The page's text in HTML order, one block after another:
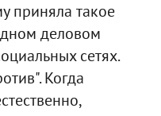
приняла такое
деловом
сетях.
Когда